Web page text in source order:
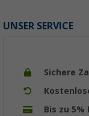
UNSER SERVICE
Sichere
Bis zu